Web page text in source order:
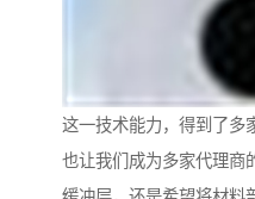
这一技术能力，得到了多
也让我们成为多家代理商